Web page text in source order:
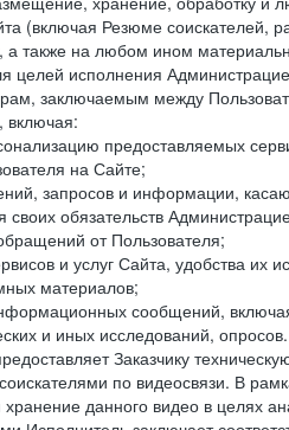
(включая Резюме
а также на любом ином
целей исполнения
заключаемым между
включая:
предоставляемых
на Сайте;
запросов и информации,
обязательств
от Пользователя;
и услуг Сайта, удобства их
материалов;
сообщений,
и иных исследований, опросов.
Заказчику
по видеосвязи. В
данного видео в целях